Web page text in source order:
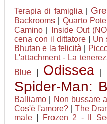
Terapia di famiglia
Backrooms
Quarto
Camino
Inside Out
cena con il dittatore
Un
Bhutan e la felicità
L'attachment - La
Blue
Odissea
Spider-Man:
Balliamo
Non bussare
Cos'è l'amore?
The
male
Frozen 2 - Il